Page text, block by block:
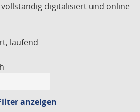
digitalisiert und online
laufend
anzeigen